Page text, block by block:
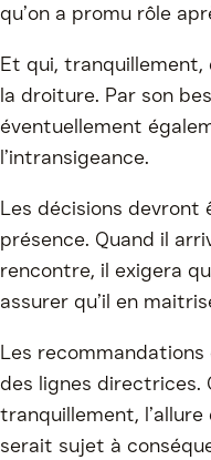
qu’on a promu rôle
Et qui, tranquillement,
la droiture. Par son
éventuellement
l’intransigeance.
Les décisions devront
présence. Quand il
rencontre, il exigera
assurer qu’il en
Les
des lignes directrices.
tranquillement,
serait sujet à